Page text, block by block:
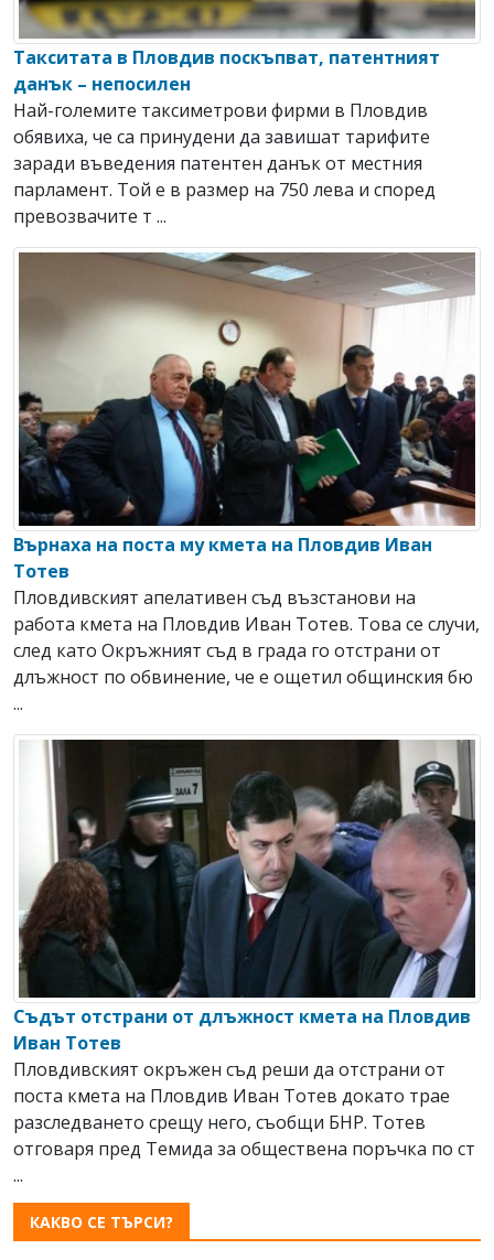
Такситата в Пловдив поскъпват, патентният
данък – непосилен
Най-големите таксиметрови фирми в Пловдив
обявиха, че са принудени да завишат тарифите
заради въведения патентен данък от местния
парламент. Той е в размер на 750 лева и според
превозвачите т ...
Върнаха на поста му кмета на Пловдив Иван
Тотев
Пловдивският апелативен съд възстанови на
работа кмета на Пловдив Иван Тотев. Това се случи,
след като Окръжният съд в града го отстрани от
длъжност по обвинение, че е ощетил общинския бю
...
Съдът отстрани от длъжност кмета на Пловдив
Иван Тотев
Пловдивският окръжен съд реши да отстрани от
поста кмета на Пловдив Иван Тотев докато трае
разследването срещу него, съобщи БНР. Тотев
отговаря пред Темида за обществена поръчка по ст
...
КАКВО СЕ ТЪРСИ?